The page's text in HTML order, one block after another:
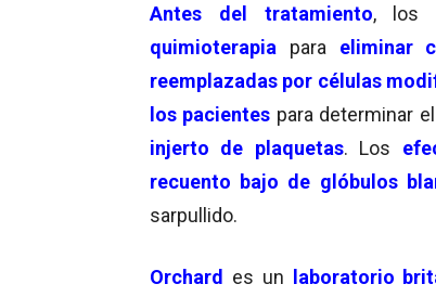
Antes del tratamiento, los
quimioterapia para eliminar
reemplazadas por células
los pacientes para determinar el
injerto de plaquetas. Los
recuento bajo de glóbulos
sarpullido.
Orchard es un laboratorio